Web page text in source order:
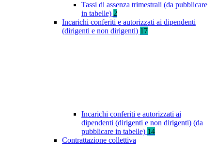
Tassi di assenza trimestrali (da pubblicare
in tabelle) 2
Incarichi conferiti e autorizzati ai dipendenti
(dirigenti e non dirigenti) 17
Incarichi conferiti e autorizzati ai
dipendenti (dirigenti e non dirigenti) (da
pubblicare in tabelle) 14
Contrattazione collettiva